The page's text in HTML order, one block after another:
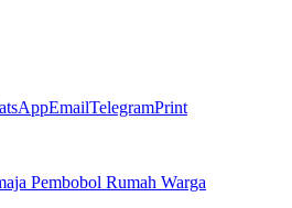
EmailTelegramPrint
Pembobol Rumah Warga